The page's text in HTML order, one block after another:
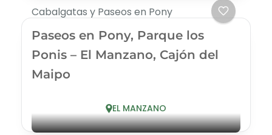
Cabalgatas y Paseos en Pony
Paseos en Pony, Parque los
Ponis – El Manzano, Cajón del
Maipo
EL MANZANO